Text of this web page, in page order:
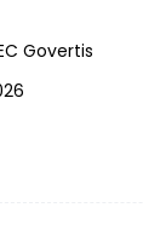
Govertis